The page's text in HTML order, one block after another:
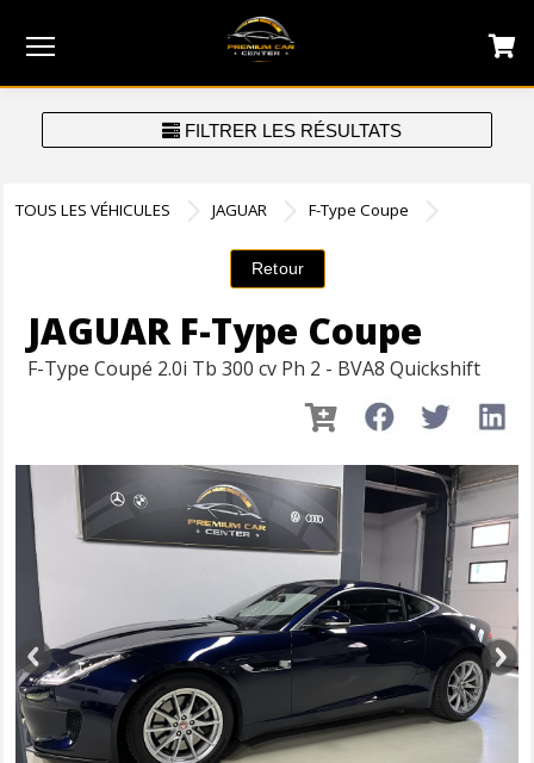
FILTRER LES RÉSULTATS
TOUS LES VÉHICULES JAGUAR F-Type Coupe
JAGUAR F-Type Coupe
F-Type Coupé 2.0i Tb 300 cv Ph 2 - BVA8 Quickshift